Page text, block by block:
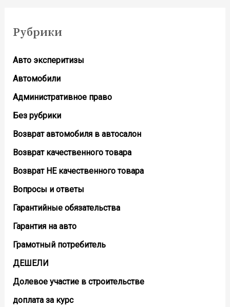
Рубрики
Авто эксперитизы
Автомобили
Административное право
Без рубрики
Возврат автомобиля в автосалон
Возврат кaчественного товара
Возврат НЕ качественного товара
Вопросы и ответы
Гарантийные обязательства
Гарантия на авто
Грамотный потребитель
ДЕШЕЛИ
Долевое участие в строительстве
доплата за курс